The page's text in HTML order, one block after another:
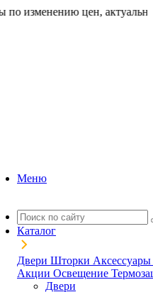
цен, актуальную
Меню
Каталог
Двери Шторки Аксессуары
Акции Освещение
Двери